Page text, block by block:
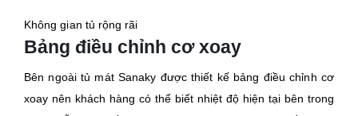
Không gian tủ rộng rãi
Bảng điều chỉnh cơ xoay
Bên ngoài tủ mát Sanaky được thiết kế bảng điều chỉnh cơ
xoay nên khách hàng có thể biết nhiệt độ hiện tại bên trong